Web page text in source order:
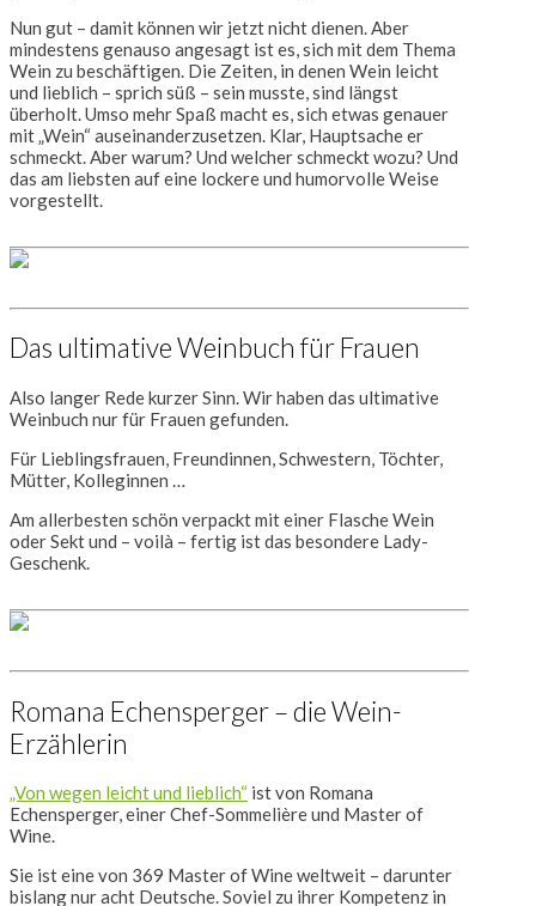
Nun gut – damit können wir jetzt nicht dienen. Aber
mindestens genauso angesagt ist es, sich mit dem Thema
Wein zu beschäftigen. Die Zeiten, in denen Wein leicht
und lieblich – sprich süß – sein musste, sind längst
überholt. Umso mehr Spaß macht es, sich etwas genauer
mit „Wein“ auseinanderzusetzen. Klar, Hauptsache er
schmeckt. Aber warum? Und welcher schmeckt wozu? Und
das am liebsten auf eine lockere und humorvolle Weise
vorgestellt.
Das ultimative Weinbuch für Frauen
Also langer Rede kurzer Sinn. Wir haben das ultimative
Weinbuch nur für Frauen gefunden.
Für Lieblingsfrauen, Freundinnen, Schwestern, Töchter,
Mütter, Kolleginnen …
Am allerbesten schön verpackt mit einer Flasche Wein
oder Sekt und – voilà – fertig ist das besondere Lady-
Geschenk.
Romana Echensperger – die Wein-
Erzählerin
„Von wegen leicht und lieblich“ ist von Romana
Echensperger, einer Chef-Sommelière und Master of
Wine.
Sie ist eine von 369 Master of Wine weltweit – darunter
bislang nur acht Deutsche. Soviel zu ihrer Kompetenz in